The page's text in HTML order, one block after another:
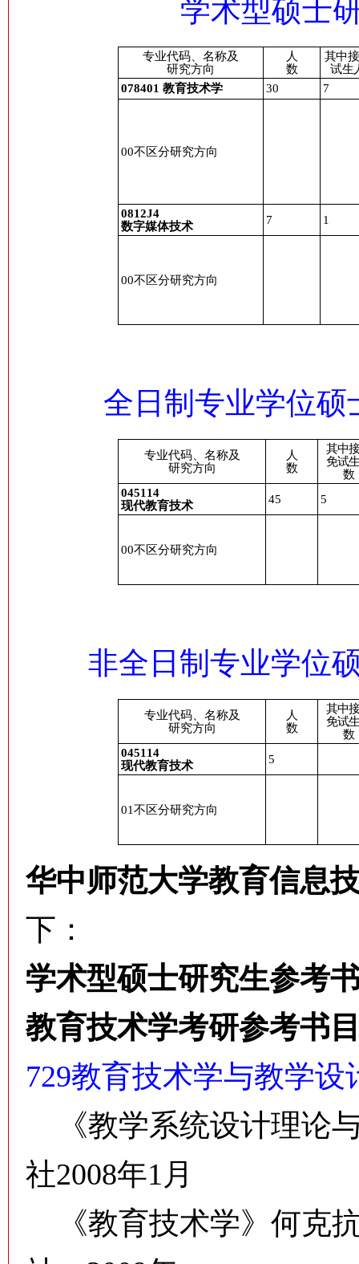
学术型硕士
专业代码、名称及
研究方向
人
数
其中
试生
078401 教育技术学 30 7
00不区分研究方向
0812J4
数字媒体技术
7 1
00不区分研究方向
全日制专业学位
专业代码、名称及
研究方向
人
数
其中
免试
数
045114
现代教育技术
45 5
00不区分研究方向
非全日制专业学位
专业代码、名称及
研究方向
人
数
其中
免试
数
045114
现代教育技术
5
01不区分研究方向
华中师范大学教育信息
下：
学术型硕士研究生参考
教育技术学考研参考书
729教育技术学与教学设
《教学系统设计理论
社2008年1月
《教育技术学》何克